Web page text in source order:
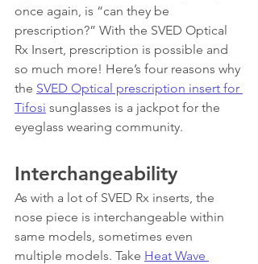
once again, is “can they be
prescription?” With the SVED Optical
Rx Insert, prescription is possible and
so much more! Here’s four reasons why
the SVED Optical prescription insert for
Tifosi sunglasses is a jackpot for the
eyeglass wearing community.
Interchangeability
As with a lot of SVED Rx inserts, the
nose piece is interchangeable within
same models, sometimes even
multiple models. Take Heat Wave